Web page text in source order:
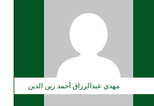
مهدي عبدالرزاق أحمد زين الدين